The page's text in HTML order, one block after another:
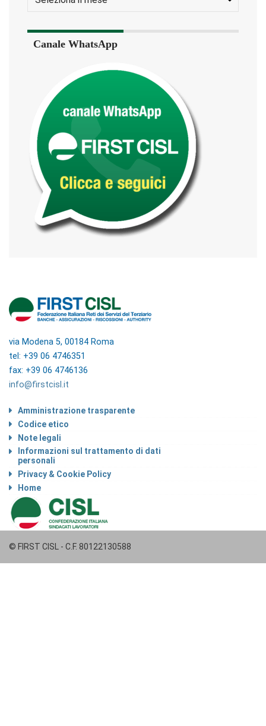
Canale WhatsApp
via Modena 5, 00184 Roma
tel: +39 06 4746351
fax: +39 06 4746136
info@firstcisl.it
Amministrazione trasparente
Codice etico
Note legali
Informazioni sul trattamento di dati
personali
Privacy & Cookie Policy
Home
© FIRST CISL - C.F. 80122130588